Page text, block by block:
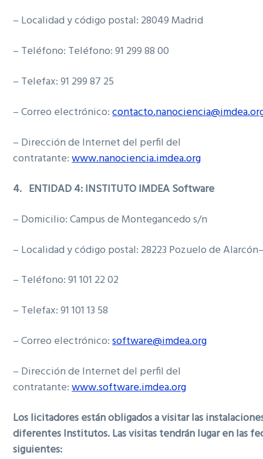
– Localidad y código postal: 28049 Madrid
– Teléfono: Teléfono: 91 299 88 00
– Telefax: 91 299 87 25
– Correo electrónico:
– Dirección de Internet del perfil del
contratante:www.nanociencia.imdea.org
4. ENTIDAD 4: INSTITUTO IMDEA Software
– Domicilio: Campus de Montegancedo s/n
– Localidad y código postal: 28223 Pozuelo de
– Teléfono: 91 101 22 02
– Telefax: 91 101 13 58
– Correo electrónico:software@imdea.org
– Dirección de Internet del perfil del
contratante:www.software.imdea.org
Los licitadores están obligados a visitar las
diferentes Institutos. Las visitas tendrán lugar en las
siguientes: